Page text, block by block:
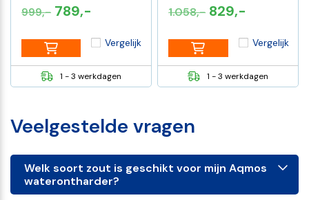
999,- Oorspronkelijke
was:
€999,-.
789,-
is:
€789,-.
1 - 3 werkdagen
Vergelijk
1.058,-
€1.058,-.
829,-
is:
€829,-.
1 - 3 werkdagen
Vergelijk
Veelgestelde vragen
Welk soort zout is geschikt voor mijn Aqmos
waterontharder?